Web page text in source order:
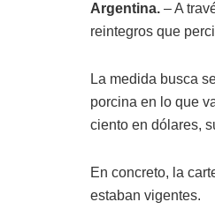
Argentina. – A
reintegros que
La medida busca
porcina en lo que
ciento en dólares,
En concreto, la
estaban vigentes.